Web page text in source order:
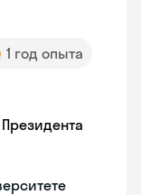
1 год опыта